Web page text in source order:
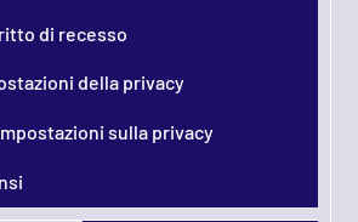
di recesso
della privacy
sulla privacy